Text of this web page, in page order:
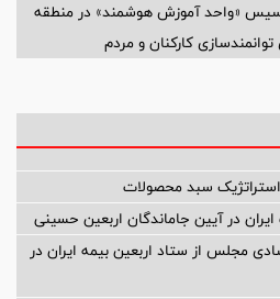
«واحد آموزش هوشمند» در منطقه
کارکنان و مردم
سبد محصولات
در آیین جاماندگان اربعین حسینی
مجلس از ستاد اربعین بیمه ایران در